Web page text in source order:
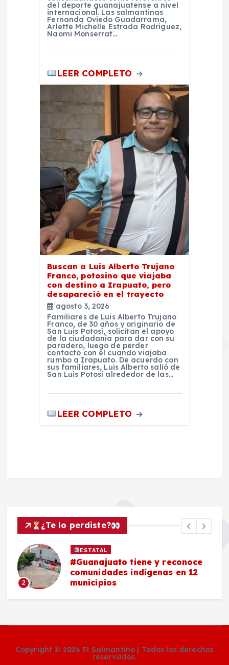
del deporte guanajuatense a nivel
internacional. Las salmantinas
Fernanda Oviedo Guadarrama,
Arlette Michelle Estrada Rodríguez,
Naomi Monserrat…
LEER COMPLETO
Buscan a Luis Alberto Trujano
Franco, potosino que viajaba
con destino a Irapuato, pero
desapareció en el trayecto
agosto 3, 2026
Familiares de Luis Alberto Trujano
Franco, de 30 años y originario de
San Luis Potosí, solicitan el apoyo
de la ciudadanía para dar con su
paradero, luego de perder
contacto con él cuando viajaba
rumbo a Irapuato. De acuerdo con
sus familiares, Luis Alberto salió de
San Luis Potosí alrededor de las…
LEER COMPLETO
¿Te lo perdiste?
2
ESTATAL
#Guanajuato tiene y reconoce
comunidades indígenas en 12
municipios
Copyright © 2026 El Salmantino | Todos los derechos
reservados.